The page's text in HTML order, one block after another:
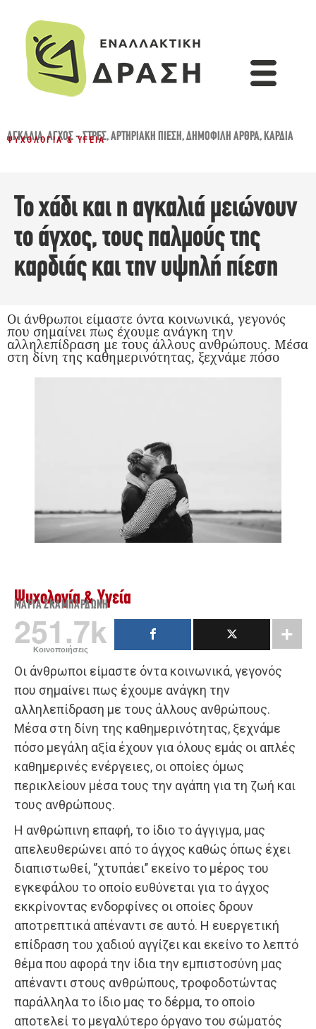
ΑΓΚΑΛΙΆ,ΆΓΧΟΣ - ΣΤΡΕΣ,ΑΡΤΗΡΙΑΚΉ ΠΊΕΣΗ,ΔΗΜΟΦΙΛΉ ΆΡΘΡΑ,ΚΑΡΔΙΆ
ΨΥΧΟΛΟΓΊΑ & ΥΓΕΊΑ
Το χάδι και η αγκαλιά μειώνουν
το άγχος, τους παλμούς της
καρδιάς και την υψηλή πίεση
Οι άνθρωποι είμαστε όντα κοινωνικά, γεγονός
που σημαίνει πως έχουμε ανάγκη την
αλληλεπίδραση με τους άλλους ανθρώπους. Μέσα
στη δίνη της καθημερινότητας, ξεχνάμε πόσο
Ψυχολογία & Υγεία
ΜΑΡΊΑ ΣΚΑΜΠΑΡΔΏΝΗ
251.7k
Κοινοποιήσεις
Οι άνθρωποι είμαστε όντα κοινωνικά, γεγονός
που σημαίνει πως έχουμε ανάγκη την
αλληλεπίδραση με τους άλλους ανθρώπους.
Μέσα στη δίνη της καθημερινότητας, ξεχνάμε
πόσο μεγάλη αξία έχουν για όλους εμάς οι απλές
καθημερινές ενέργειες, οι οποίες όμως
περικλείουν μέσα τους την αγάπη για τη ζωή και
τους ανθρώπους.
Η ανθρώπινη επαφή, το ίδιο το άγγιγμα, μας
απελευθερώνει από το άγχος καθώς όπως έχει
διαπιστωθεί, ‘’χτυπάει’’ εκείνο το μέρος του
εγκεφάλου το οποίο ευθύνεται για το άγχος
εκκρίνοντας ενδορφίνες οι οποίες δρουν
αποτρεπτικά απέναντι σε αυτό. Η ευεργετική
επίδραση του χαδιού αγγίζει και εκείνο το λεπτό
θέμα που αφορά την ίδια την εμπιστοσύνη μας
απέναντι στους ανθρώπους, τροφοδοτώντας
παράλληλα το ίδιο μας το δέρμα, το οποίο
αποτελεί το μεγαλύτερο όργανο του σώματός